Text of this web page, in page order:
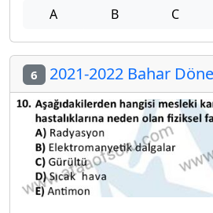
A B C
6 2021-2022 Bahar